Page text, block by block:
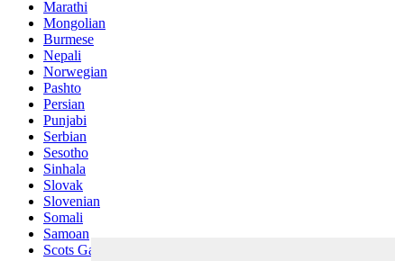
Marathi
Mongolian
Burmese
Nepali
Norwegian
Pashto
Persian
Punjabi
Serbian
Sesotho
Sinhala
Slovak
Slovenian
Somali
Samoan
Scots Gaelic